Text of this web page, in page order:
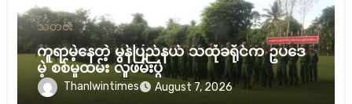
သတင်း
ကူရာမဲ့နေတဲ့ မွန်ပြည်နယ် သထုံခရိုင်က ဥပဒေ
မဲ့ စစ်မှုထမ်း လူဖမ်းပွဲ
Thanlwintimes August 7, 2026